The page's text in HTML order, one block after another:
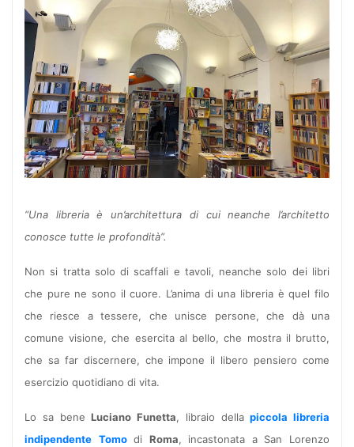
“Una libreria è un’architettura di cui neanche l’architetto
conosce tutte le profondità”.
Non si tratta solo di scaffali e tavoli, neanche solo dei libri
che pure ne sono il cuore. L’anima di una libreria è quel filo
che riesce a tessere, che unisce persone, che dà una
comune visione, che esercita al bello, che mostra il brutto,
che sa far discernere, che impone il libero pensiero come
esercizio quotidiano di vita.
Lo sa beneLuciano Funetta, libraio dellapiccola libreria
indipendente Tomodi Roma, incastonata a San Lorenzo